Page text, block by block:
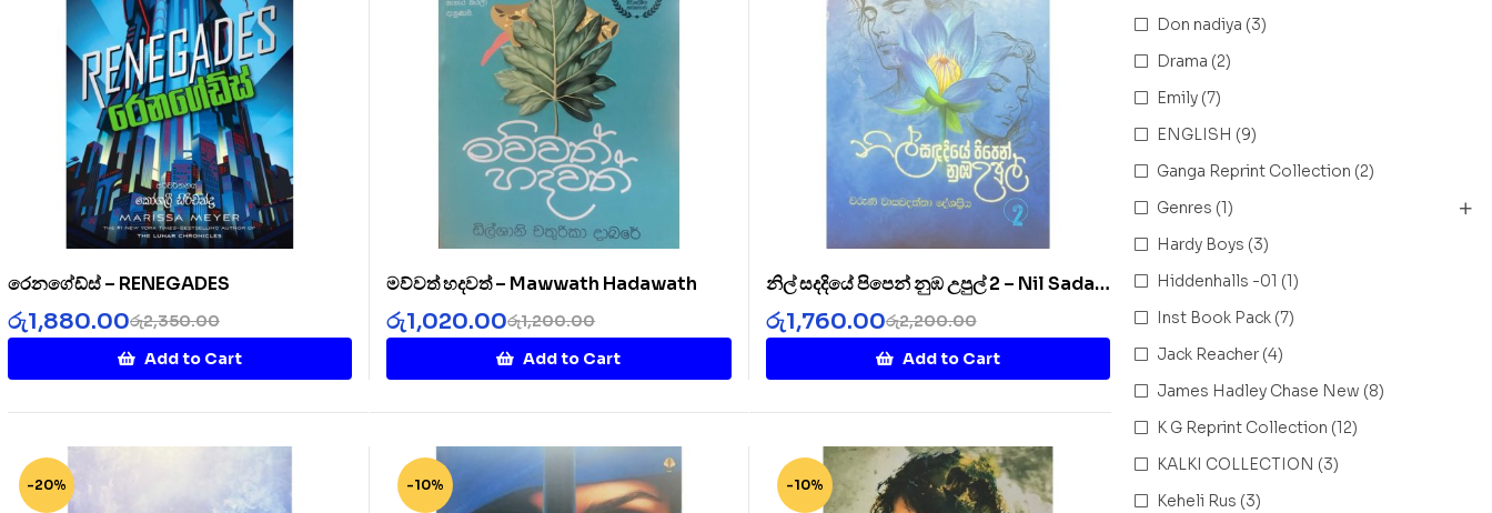
රෙනගේඩ්ස් – RENEGADES
රු2,350.00
රු1,880.00
Add to Cart
මව්වත් හදවත් – Mawwath Hadawath
රු1,200.00
රු1,020.00
Add to Cart
නිල් සදදියේ පිපෙන් නුඹ උපුල් 2 – Nil Sada
Diye 2
රු2,200.00
රු1,760.00
Add to Cart
-20% -10% -10%
Don nadiya (3)
Drama (2)
Emily (7)
ENGLISH (9)
Ganga Reprint Collection (2)
Genres (1)
Hardy Boys (3)
Hiddenhalls -01 (1)
Inst Book Pack (7)
Jack Reacher (4)
James Hadley Chase New (8)
K G Reprint Collection (12)
KALKI COLLECTION (3)
Keheli Rus (3)